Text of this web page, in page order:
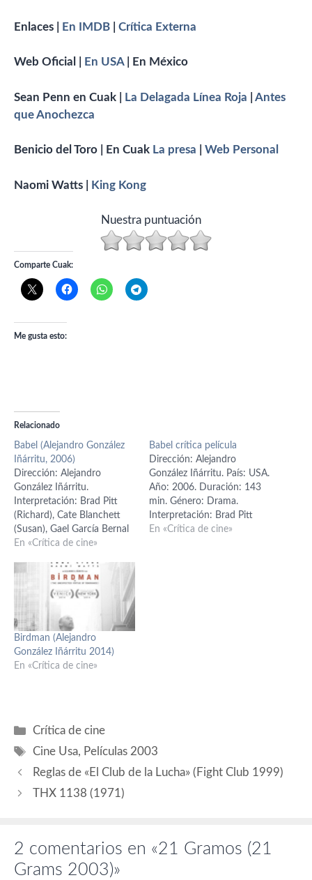
Enlaces | En IMDB Crítica Externa
Web Oficial | En USA| En México
Sean Penn en Cuak | La Delagada Línea Roja
Antes
que Anochezca
Benicio del Toro | En Cuak La presa Web Personal
Naomi Watts | King Kong
Nuestra puntuación
Comparte Cuak:
Me gusta esto:
Relacionado
Babel (Alejandro González
Iñárritu, 2006)
Dirección: Alejandro
González Iñárritu.
Interpretación: Brad Pitt
(Richard), Cate Blanchett
(Susan), Gael García Bernal
(Santiago), Elle Fanning
(Yasujiro), Rinko Kikuchi
(Chieko), Adriana Barraza
(Amelia), Nathan Gamble
(Mike), Mohamed Akhzam
(Anwar), Peter Wight (Tom),
Harriet Walter (Lilly), Trevor
Martin (Douglas), Mónica
del Carmen (Lucía). Guión:
En «Crítica de cine»
Babel crítica película
Dirección: Alejandro
González Iñárritu. País: USA.
Año: 2006. Duración: 143
min. Género: Drama.
Interpretación: Brad Pitt
(Richard), Cate Blanchett
En «Crítica de cine»
Birdman (Alejandro
González Iñárritu 2014)
En «Crítica de cine»
Categorías
Crítica de cine
Etiquetas
Cine Usa, Películas 2003
Reglas de «El Club de la Lucha» (Fight Club 1999)
THX 1138 (1971)
2 comentarios en «21 Gramos (21
Grams 2003)»